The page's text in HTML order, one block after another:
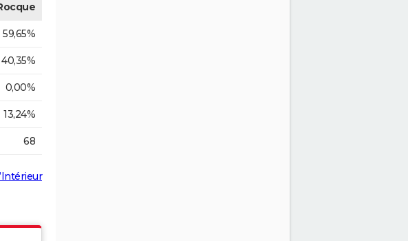
59,65%
40,35%
0,00%
13,24%
68